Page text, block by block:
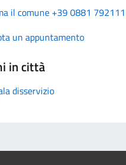
il comune +39 0881 792111
un appuntamento
in città
disservizio